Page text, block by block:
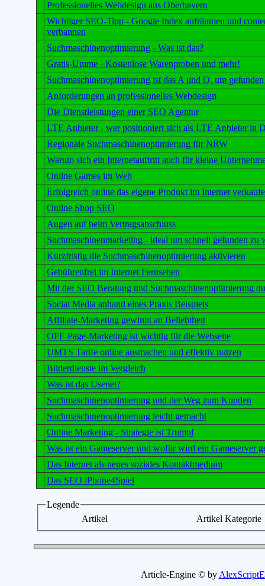
Professionelles Webdesign aus Oberbayern
Wichtiger SEO-Tipp - Google Index aufräumen und
verbannen
Suchmaschinenoptimierung - Was ist das?
Gratis-Umme - Kostenlose Warenproben und mehr!
Suchmaschinenoptimierung ist das A und O, um
Anforderungen an professionelles Webdesign
Die Dienstleistungen einer SEO Agentur
LTE Anbieter - wer positioniert sich als LTE Anbieter in
Regionale Suchmaschinenoptimierung für NRW
Warum sich ein Internetauftritt auch für kleine
Online Games im Web
Erfolgreich online das eigene Produkt im Internet
Online Shop SEO
Augen auf beim Vertragsabschluss
Suchmaschinenmarketing - ideal um schnell gefunden zu
Kurzfristig die Suchmaschinenoptimierung aktivieren
Gebührenfrei im Internet Fernsehen
Mit der SEO Beratung und Suchmaschinenoptimierung
Social Media anhand eines Praxis Beispiels
Affiliate-Marketing gewinnt an Beliebtheit
OFF-Page-Marketing ist wichtig für die Webseite
UMTS Tarife online ausmachen und effektiv nutzen
Bilderdienste im Vergleich
Was ist das Usenet?
Suchmaschinenoptimierung und der Weg zum Kunden
Suchmaschinenoptimierung leicht gemacht
Online Marketing - Strategie ist Trumpf
Was ist ein Gameserver und wofür wird ein Gameserver
Das Internet als neues soziales Kontaktmedium
Das SEO iPhone4Spiel
Legende
Artikel
Artikel Kategorie
Article-Engine © by